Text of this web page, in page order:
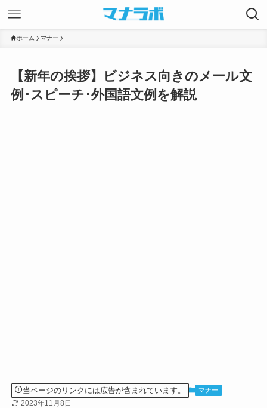
ホーム マナー
【新年の挨拶】ビジネス向きのメール文
例･スピーチ･外国語文例を解説
当ページのリンクには広告が含まれています。 マナー
2023年11月8日